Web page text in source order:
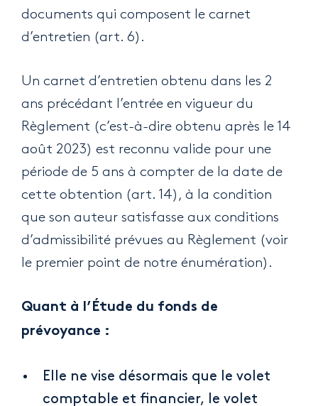
documents qui composent le carnet
d’entretien (art. 6).
Un carnet d’entretien obtenu dans les 2
ans précédant l’entrée en vigueur du
Règlement (c’est-à-dire obtenu après le 14
août 2023) est reconnu valide pour une
période de 5 ans à compter de la date de
cette obtention (art. 14), à la condition
que son auteur satisfasse aux conditions
d’admissibilité prévues au Règlement (voir
le premier point de notre énumération).
Quant à l’Étude du fonds de
prévoyance :
Elle ne vise désormais que le volet
comptable et financier, le volet